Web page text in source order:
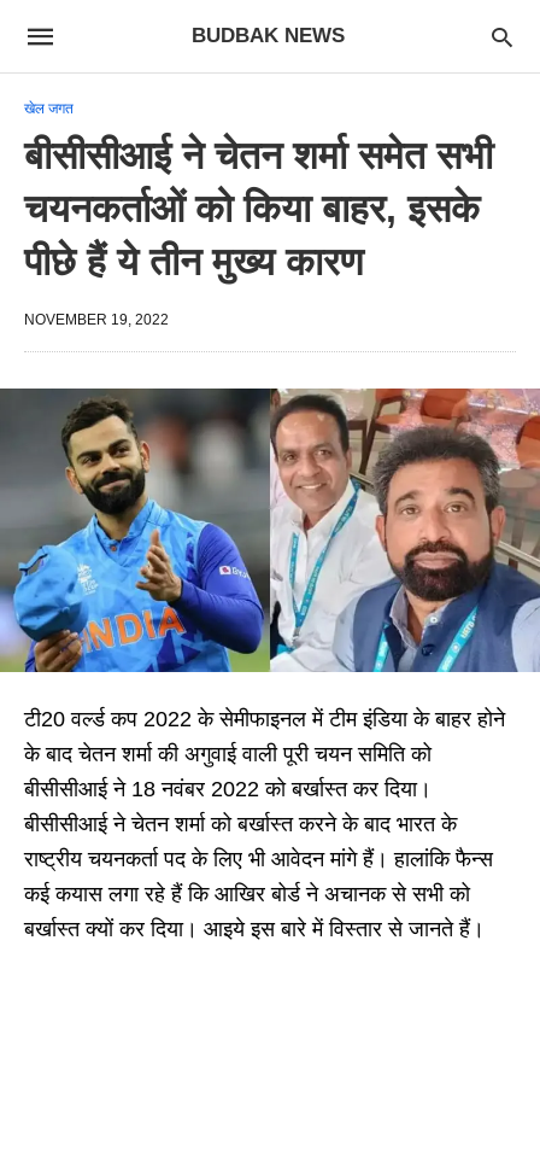
BUDBAK NEWS
खेल जगत
बीसीसीआई ने चेतन शर्मा समेत सभी
चयनकर्ताओं को किया बाहर, इसके
पीछे हैं ये तीन मुख्य कारण
NOVEMBER 19, 2022
टी20 वर्ल्ड कप 2022 के सेमीफाइनल में टीम इंडिया के बाहर होने
के बाद चेतन शर्मा की अगुवाई वाली पूरी चयन समिति को
बीसीसीआई ने 18 नवंबर 2022 को बर्खास्त कर दिया।
बीसीसीआई ने चेतन शर्मा को बर्खास्त करने के बाद भारत के
राष्ट्रीय चयनकर्ता पद के लिए भी आवेदन मांगे हैं। हालांकि फैन्स
कई कयास लगा रहे हैं कि आखिर बोर्ड ने अचानक से सभी को
बर्खास्त क्यों कर दिया। आइये इस बारे में विस्तार से जानते हैं।